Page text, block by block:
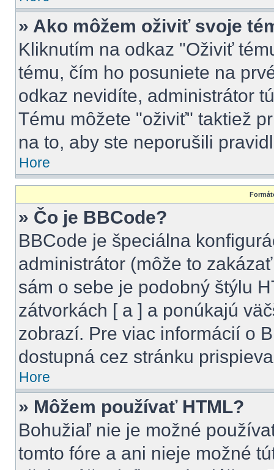
» Ako môžem oživiť svoje
Kliknutím na odkaz "Oživiť
tému, čím ho posuniete na
odkaz nevidíte, administrátor
Tému môžete "oživiť" taktiež
na to, aby ste neporušili
Hore
» Čo je BBCode?
BBCode je špeciálna
administrátor (môže to
sám o sebe je podobný štýlu
zátvorkách [ a ] a ponúkajú
zobrazí. Pre viac informácií o
dostupná cez stránku
Hore
» Môžem používať HTML?
Bohužiaľ nie je možné
tomto fóre a ani nieje možné